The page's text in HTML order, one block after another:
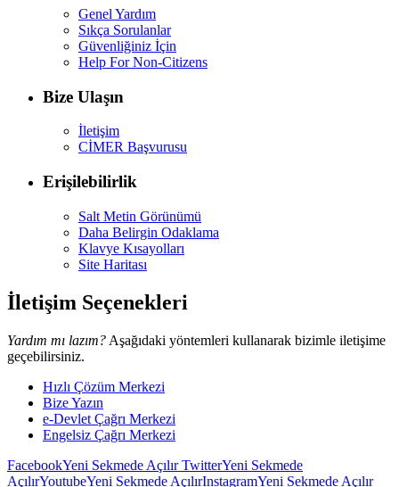
Genel Yardım
Sıkça Sorulanlar
Güvenliğiniz İçin
Help For Non-Citizens
Bize Ulaşın
İletişim
CİMER Başvurusu
Erişilebilirlik
Salt Metin Görünümü
Daha Belirgin Odaklama
Klavye Kısayolları
Site Haritası
İletişim Seçenekleri
Yardım mı lazım? Aşağıdaki yöntemleri kullanarak bizimle iletişime
geçebilirsiniz.
Hızlı Çözüm Merkezi
Bize Yazın
e-Devlet Çağrı Merkezi
Engelsiz Çağrı Merkezi
FacebookYeni Sekmede AçılırTwitterYeni Sekmede
AçılırYoutubeYeni Sekmede AçılırInstagramYeni Sekmede Açılır